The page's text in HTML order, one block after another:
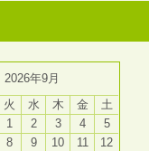
2026年9月
火 水 木 金
土
1
2 3 4
5
8 9 10 11
12